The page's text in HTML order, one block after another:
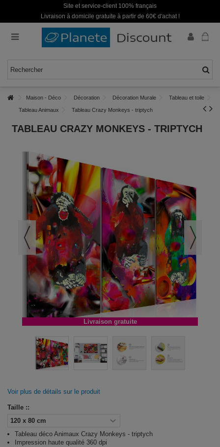
Site et service-client 100% français
Livraison à domicile gratuite à partir de 60€ d'achat !
Maison - Déco Décoration Décoration Murale Tableau et toile
Tableau Animaux Tableau Crazy Monkeys - triptych
TABLEAU CRAZY MONKEYS - TRIPTYCH
Livraison gratuite
Voir plus de détails sur le produit
Taille ::
Tableau déco Animaux Crazy Monkeys - triptych
Impression haute qualité 360 dpi